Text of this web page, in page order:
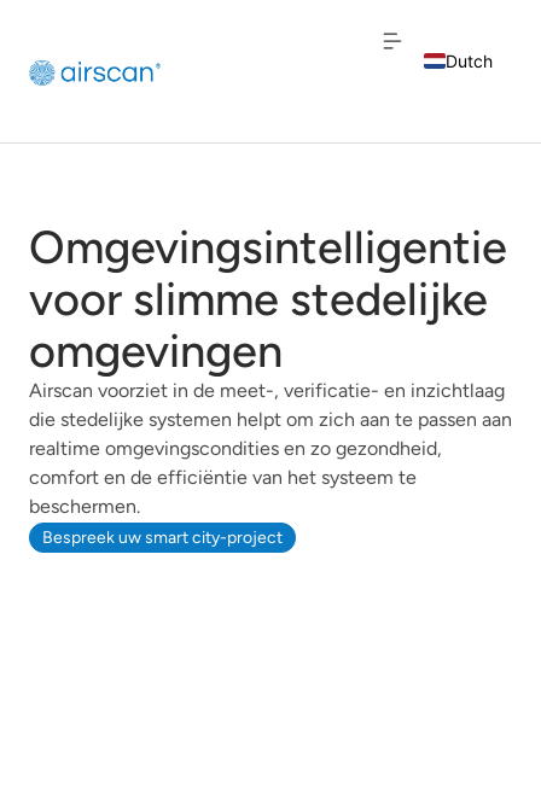
Dutch
French
Omgevingsintelligentie
voor slimme stedelijke
omgevingen
Airscan voorziet in de meet-, verificatie- en inzichtlaag
die stedelijke systemen helpt om zich aan te passen aan
realtime omgevingscondities en zo gezondheid,
comfort en de efficiëntie van het systeem te
beschermen.
Bespreek uw smart city-project